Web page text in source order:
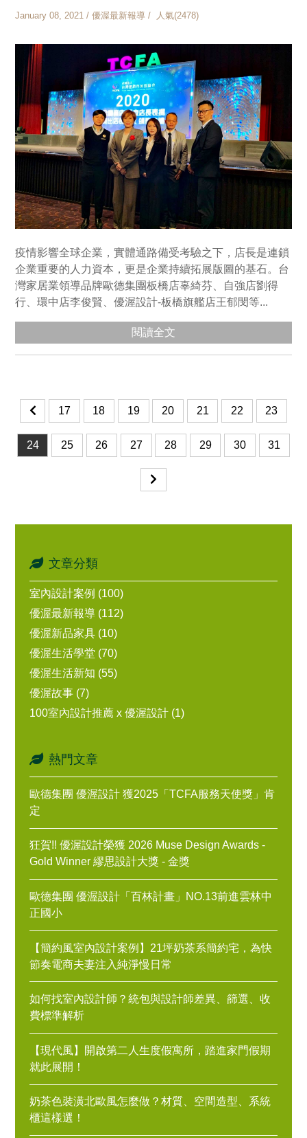
January 08, 2021 / 優渥最新報導 / 人氣(2478)
疫情影響全球企業，實體通路備受考驗之下，店長是連鎖
企業重要的人力資本，更是企業持續拓展版圖的基石。台
灣家居業領導品牌歐德集團板橋店辜綺芬、自強店劉得
行、環中店李俊賢、優渥設計-板橋旗艦店王郁閔等...
閱讀全文
17 18 19 20 21 22 23
24 25 26 27 28 29 30 31
文章分類
室內設計案例 (100)
優渥最新報導 (112)
優渥新品家具 (10)
優渥生活學堂 (70)
優渥生活新知 (55)
優渥故事 (7)
100室內設計推薦 x 優渥設計 (1)
熱門文章
歐德集團 優渥設計 獲2025「TCFA服務天使獎」肯
定
狂賀!! 優渥設計榮獲 2026 Muse Design Awards -
Gold Winner 繆思設計大獎 - 金獎
歐德集團 優渥設計「百林計畫」NO.13前進雲林中
正國小
【簡約風室內設計案例】21坪奶茶系簡約宅，為快
節奏電商夫妻注入純淨慢日常
如何找室內設計師？統包與設計師差異、篩選、收
費標準解析
【現代風】開啟第二人生度假寓所，踏進家門假期
就此展開！
奶茶色裝潢北歐風怎麼做？材質、空間造型、系統
櫃這樣選！